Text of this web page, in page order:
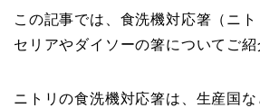
この記事では、食洗機対応箸（ニ
セリアやダイソーの箸についてご紹
ニトリの食洗機対応箸は、生産国